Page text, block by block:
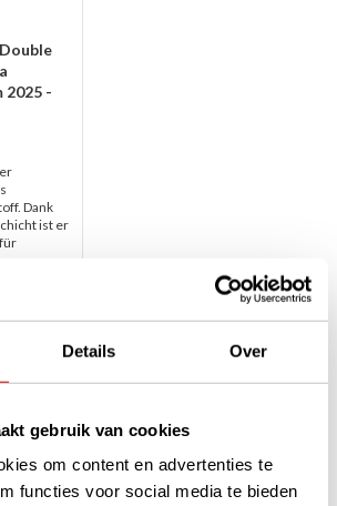
Details Over
gebruik van cookies
om content en advertenties te
functies voor social media te bieden
2025 -
Dank
ist er